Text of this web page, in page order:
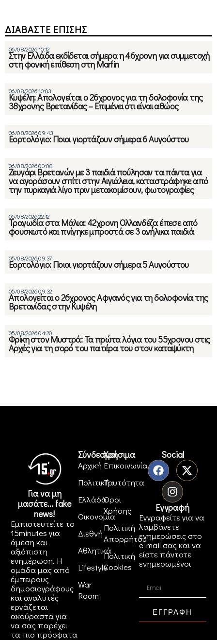
ΔΙΑΒΑΣΤΕ ΕΠΙΣΗΣ
06/08/2026 10:12
Στην Ελλάδα εκδίδεται σήμερα η 46χρονη για συμμετοχή
στη φονική επίθεση στη Marfin
06/08/2026 10:03
Κυψέλη: Απολογείται ο 26χρονος για τη δολοφονία της
38χρονης Βρετανίδας – Επιμένει ότι είναι αθώος
06/08/2026 09:43
Εορτολόγιο: Ποιοι γιορτάζουν σήμερα 6 Αυγούστου
06/08/2026 00:08
Ζευγάρι Βρετανών με 3 παιδιά πούλησαν τα πάντα για
να αγοράσουν σπίτι στην Αιγιάλεια, καταστράφηκε από
την πυρκαγιά λίγο πριν μετακομίσουν, φωτογραφίες
05/08/2026 22:12
Τραγωδία στα Μάλια: 42χρονη Ολλανδέζα έπεσε από
φουσκωτό και πνίγηκε μπροστά σε 3 ανήλικα παιδιά
05/08/2026 09:37
Εορτολόγιο: Ποιοι γιορτάζουν σήμερα 5 Αυγούστου
05/08/2026 09:32
Απολογείται ο 26χρονος Αφγανός για τη δολοφονία της
Βρετανίδας στην Κυψέλη
05/08/2026 04:20
Φρίκη στον Μυστρά: Τα πρώτα λόγια του 55χρονου στις
Αρχές για τη σορό του πατέρα του στον καταψύκτη
Για να μη
μασάτε... fake
news!
Εμπιστευτείτε το
15minutes για
άμεση και
αξιόπιστη
ενημέρωση. Η
ομάδα μας από
έμπειρους
δημοσιογράφους
και αναλυτές
εργάζεται
ακούραστα για
να σας παρέχει
τα πιο πρόσφατα
Σύνδεσμοι
Αρχική
Πολιτική
Ελλάδα
Οικονομία
Διεθνή
Αθλητικά
Lifestyle
War
Room
Χρήσιμα
Επικοινωνία
Ταυτότητα
Όροι
Χρήσης
Πολιτική
Απορρήτου
Πολιτική
Cookies
Social
Εγγραφή
Εγγραφείτε για να
λαμβάνετε
ενημερώσεις στο
e-mail σας και να
είστε πάντοτε
ενημερωμένοι
ΕΓΓΡΑΦΗ